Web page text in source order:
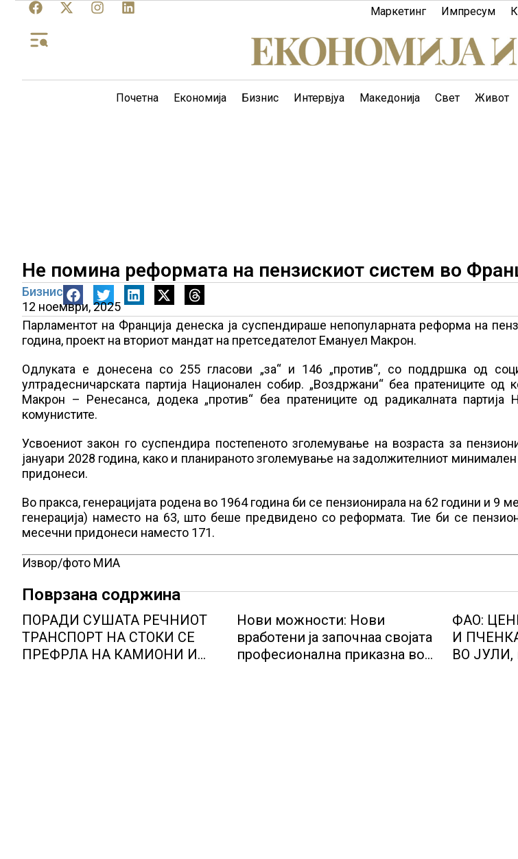
Маркетинг Импресум
Почетна Економија Бизнис Интервјуа Македонија Свет Живот
Не помина реформата на пензискиот систем во
Бизнис
12 ноември, 2025
Парламентот на Франција денеска ја суспендираше непопуларната реформа на
година, проект на вториот мандат на претседателот Емануел Макрон.
Одлуката е донесена со 255 гласови „за“ и 146 „против“, со поддршка од
ултрадесничарската партија Национален собир. „Воздржани“ беа пратениците од
Макрон – Ренесанса, додека „против“ беа пратениците од радикалната партија
комунистите.
Усвоениот закон го суспендира постепеното зголемување на возраста за
јануари 2028 година, како и планираното зголемување на задолжителниот
придонеси.
Во пракса, генерацијата родена во 1964 година би се пензионирала на 62 години и 9
генерација) наместо на 63, што беше предвидено со реформата. Тие би се
месечни придонеси наместо 171.
Извор/фото МИА
Поврзана содржина
ПОРАДИ СУШАТА РЕЧНИОТ
ТРАНСПОРТ НА СТОКИ СЕ
ПРЕФРЛА НА КАМИОНИ И
Нови можности: Нови
вработени ја започнаа својата
професионална приказна во
ФАО:
И
ВО ЈУЛИ,